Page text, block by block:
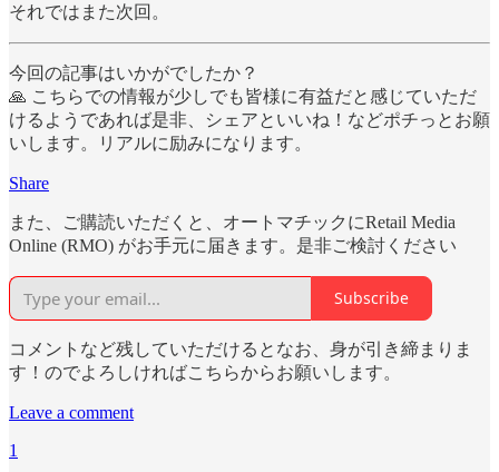
それではまた次回。
今回の記事はいかがでしたか？
🙏 こちらでの情報が少しでも皆様に有益だと感じていただ
けるようであれば是非、シェアといいね！などポチっとお願
いします。リアルに励みになります。
Share
また、ご購読いただくと、オートマチックにRetail Media
Online (RMO) がお手元に届きます。是非ご検討ください
Subscribe
コメントなど残していただけるとなお、身が引き締まりま
す！のでよろしければこちらからお願いします。
Leave a comment
1